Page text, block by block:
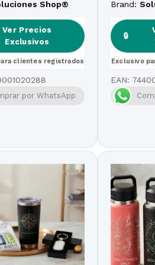
Mate Shop®
Ver Precios
Exclusivos
clientes registrados
por WhatsApp
Brand:
🔒
Exclusivo
EAN: